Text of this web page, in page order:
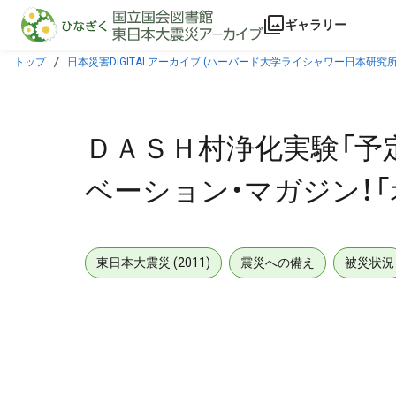
本文に飛ぶ
ギャラリー
トップ 日本災害DIGITALアーカイブ (ハーバード大学ライシャワー日本研究
ＤＡＳＨ村浄化実験「
ベーション・マガジン！
東日本大震災 (2011) 震災への備え 被災状況